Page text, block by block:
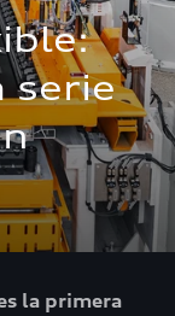
serie
la primera